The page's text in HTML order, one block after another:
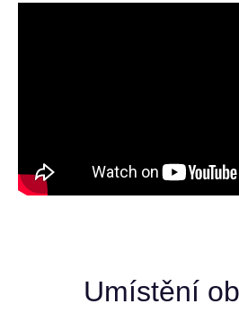
Umístění